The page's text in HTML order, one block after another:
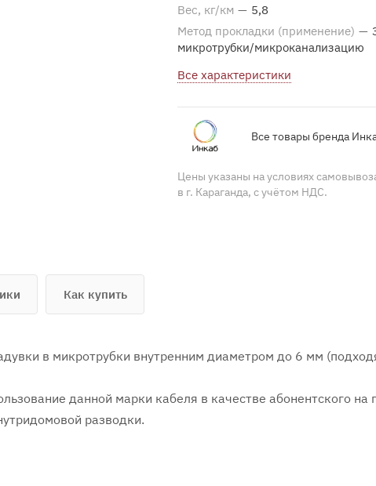
Вес, кг/км — 5,8
Метод прокладки (применение) —
микротрубки/микроканализацию
Все характеристики
Все товары бренда
Цены указаны на условиях
в г. Караганда, с учётом НДС.
Как купить
в микротрубки внутренним диаметром до 6 мм
данной марки кабеля в качестве абонентского на
разводки.